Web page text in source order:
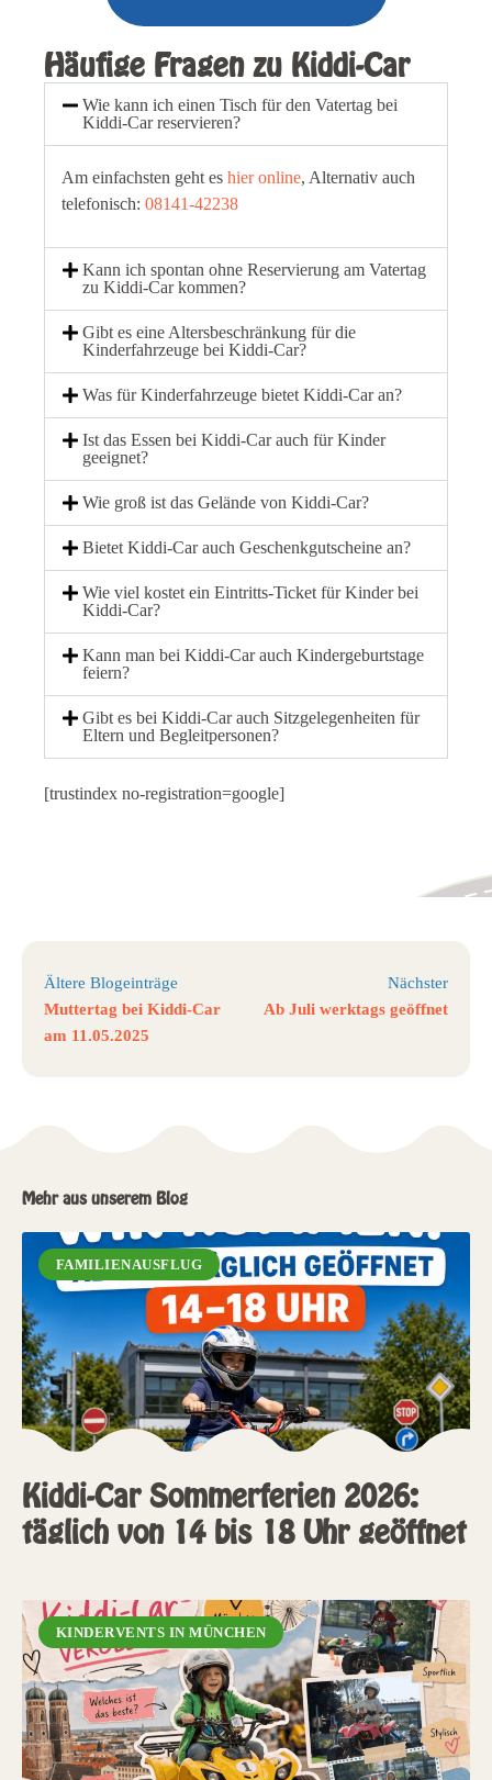
Häufige Fragen zu Kiddi-Car
Wie kann ich einen Tisch für den Vatertag bei
Kiddi-Car reservieren?
Am einfachsten geht es hier online, Alternativ auch
telefonisch: 08141-42238
Kann ich spontan ohne Reservierung am Vatertag
zu Kiddi-Car kommen?
Gibt es eine Altersbeschränkung für die
Kinderfahrzeuge bei Kiddi-Car?
Was für Kinderfahrzeuge bietet Kiddi-Car an?
Ist das Essen bei Kiddi-Car auch für Kinder
geeignet?
Wie groß ist das Gelände von Kiddi-Car?
Bietet Kiddi-Car auch Geschenkgutscheine an?
Wie viel kostet ein Eintritts-Ticket für Kinder bei
Kiddi-Car?
Kann man bei Kiddi-Car auch Kindergeburtstage
feiern?
Gibt es bei Kiddi-Car auch Sitzgelegenheiten für
Eltern und Begleitpersonen?
[trustindex no-registration=google]
Ältere Blogeinträge
Muttertag bei Kiddi-Car
am 11.05.2025
Nächster
Ab Juli werktags geöffnet
Mehr aus unserem Blog
FAMILIENAUSFLUG
Kiddi-Car Sommerferien 2026:
täglich von 14 bis 18 Uhr geöffnet
KINDERVENTS IN MÜNCHEN